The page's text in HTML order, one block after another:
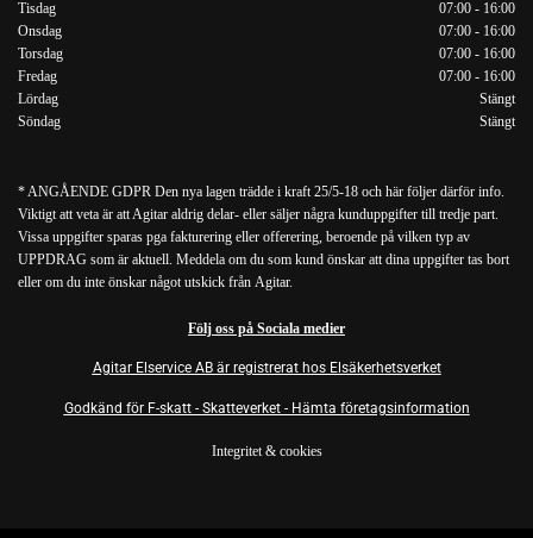
Tisdag
07:00 - 16:00
Onsdag
07:00 - 16:00
Torsdag
07:00 - 16:00
Fredag
07:00 - 16:00
Lördag
Stängt
Söndag
Stängt
* ANGÅENDE GDPR Den nya lagen trädde i kraft 25/5-18 och här följer därför info.
Viktigt att veta är att Agitar aldrig delar- eller säljer några kunduppgifter till tredje part.
Vissa uppgifter sparas pga fakturering eller offerering, beroende på vilken typ av
UPPDRAG som är aktuell. Meddela om du som kund önskar att dina uppgifter tas bort
eller om du inte önskar något utskick från Agitar.
Följ oss på Sociala medier
Agitar Elservice AB är registrerat hos Elsäkerhetsverket
Godkänd för F-skatt - Skatteverket - Hämta företagsinformation
Integritet & cookies